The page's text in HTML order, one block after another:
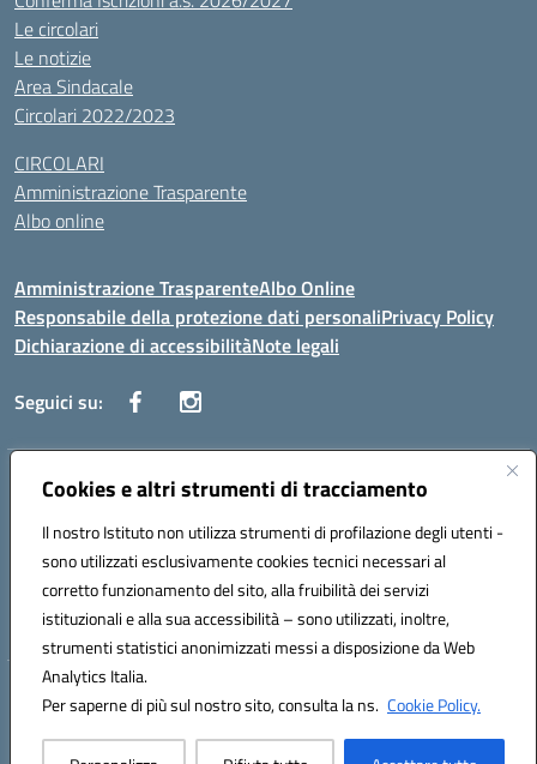
Cookies e altri strumenti di tracciamento
Il nostro Istituto non utilizza strumenti di profilazione degli utenti -
sono utilizzati esclusivamente cookies tecnici necessari al
corretto funzionamento del sito, alla fruibilità dei servizi
istituzionali e alla sua accessibilità – sono utilizzati, inoltre,
strumenti statistici anonimizzati messi a disposizione da Web
Analytics Italia.
Per saperne di più sul nostro sito, consulta la ns. Cookie Policy.
Le circolari
Le notizie
Area Sindacale
Circolari 2022/2023
CIRCOLARI
Amministrazione Trasparente
Albo online
Amministrazione TrasparenteAlbo Online
Responsabile della protezione dati personaliPrivacy Policy
Dichiarazione di accessibilitàNote legali
Seguici su:
Indirizzo:Corso Vittorio Emanuele, 27 90133 - Palermo
Posta elettronica certificata (PEC):pais03600r@pec.istruzione.it
Codice fiscale: 97308550827
Codice meccanografico: PAIS03600R
Hosting & Powered by 3D Solution S.r.l.
Concept & Design by Designers Italia